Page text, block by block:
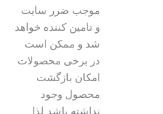
موجب ضرر سایت
و تامین کننده خواهد
شد و ممکن است
در برخی محصولات
امکان بازگشت
محصول وجود
نداشته باشد لذا